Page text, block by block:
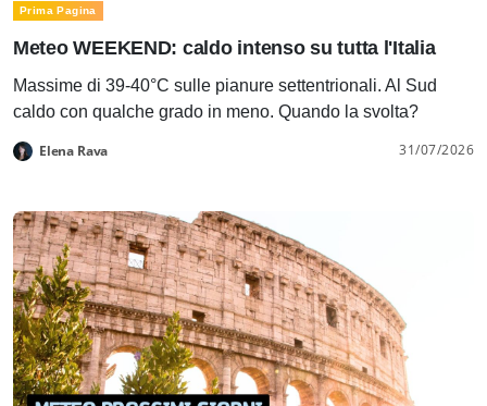
Prima Pagina
Meteo WEEKEND: caldo intenso su tutta l'Italia
Massime di 39-40°C sulle pianure settentrionali. Al Sud
caldo con qualche grado in meno. Quando la svolta?
Elena Rava 31/07/2026